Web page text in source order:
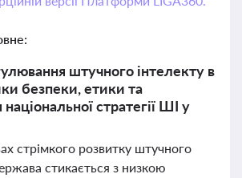
штучного інтелекту в
безпеки, етики та
стратегії ШІ у
стрімкого розвитку штучного
стикається з низкою